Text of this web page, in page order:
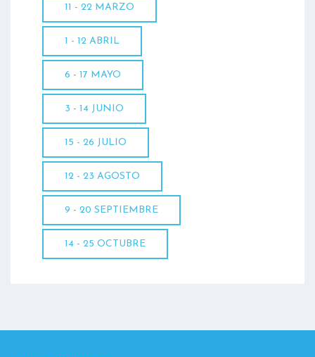
11 - 22 MARZO
1 - 12 ABRIL
6 - 17 MAYO
3 - 14 JUNIO
15 - 26 JULIO
12 - 23 AGOSTO
9 - 20 SEPTIEMBRE
14 - 25 OCTUBRE